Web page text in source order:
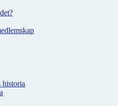
historia